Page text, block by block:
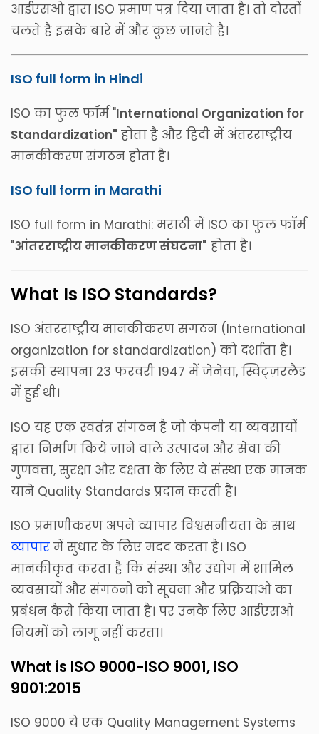
आईएसओ द्वारा ISO प्रमाण पत्र दिया जाता है। तो दोस्तों
चलते है इसके बारे में और कुछ जानते है।
ISO full form in Hindi
ISO का फुल फॉर्म "International Organization for
Standardization" होता है और हिंदी में अंतरराष्ट्रीय
मानकीकरण संगठन होता है।
ISO full form in Marathi
ISO full form in Marathi: मराठी में ISO का फुल फॉर्म
"आंतरराष्ट्रीय मानकीकरण संघटना" होता है।
What Is ISO Standards?
ISO अंतरराष्ट्रीय मानकीकरण संगठन (International
organization for standardization) को दर्शाता है।
इसकी स्थापना 23 फरवरी 1947 में जेनेवा, स्विट्ज़रलैंड
में हुई थी।
ISO यह एक स्वतंत्र संगठन है जो कंपनी या व्यवसायों
द्वारा निर्माण किये जाने वाले उत्पादन और सेवा की
गुणवत्ता, सुरक्षा और दक्षता के लिए ये संस्था एक मानक
याने Quality Standards प्रदान करती है।
ISO प्रमाणीकरण अपने व्यापार विश्वसनीयता के साथ
व्यापार में सुधार के लिए मदद करता है। ISO
मानकीकृत करता है कि संस्था और उद्योग में शामिल
व्यवसायों और संगठनों को सूचना और प्रक्रियाओं का
प्रबंधन कैसे किया जाता है। पर उनके लिए आईएसओ
नियमों को लागू नहीं करता।
What is ISO 9000-ISO 9001, ISO
9001:2015
ISO 9000 ये एक Quality Management Systems